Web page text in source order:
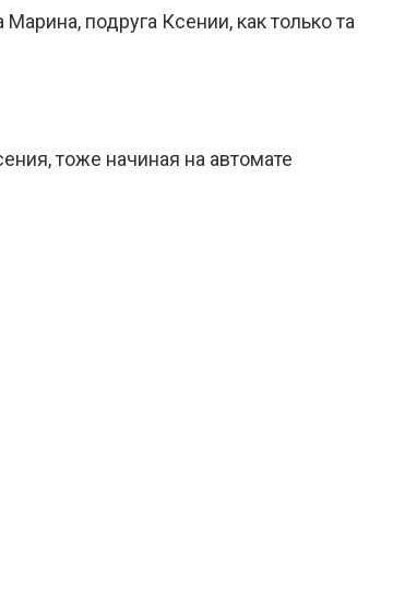
подруга Ксении, как только та
тоже начиная на автомате